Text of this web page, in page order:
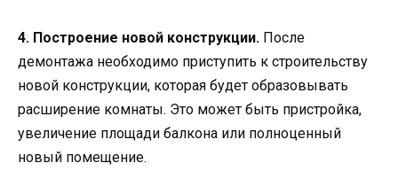
4. Построение новой конструкции. После
демонтажа необходимо приступить к строительству
новой конструкции, которая будет образовывать
расширение комнаты. Это может быть пристройка,
увеличение площади балкона или полноценный
новый помещение.